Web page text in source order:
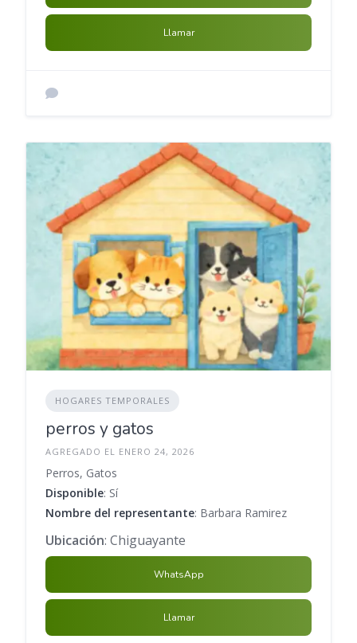
Llamar
HOGARES TEMPORALES
perros y gatos
AGREGADO EL ENERO 24, 2026
Perros, Gatos
Disponible: Sí
Nombre del representante: Barbara Ramirez
Ubicación: Chiguayante
WhatsApp
Llamar